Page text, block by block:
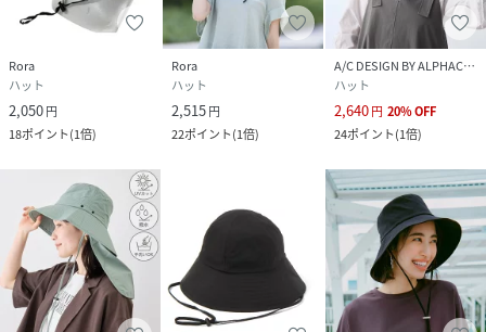
Rora
ハット
2,050円
18ポイント(1倍)
Rora
ハット
2,515円
22ポイント(1倍)
A/C DESIGN BY ALPHACUBIC
ハット
2,640円 20%OFF
24ポイント(1倍)